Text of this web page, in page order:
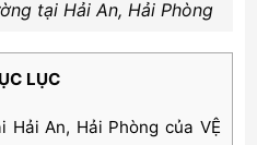
tại Hải An, Hải Phòng
LỤC
Hải An, Hải Phòng của VỆ